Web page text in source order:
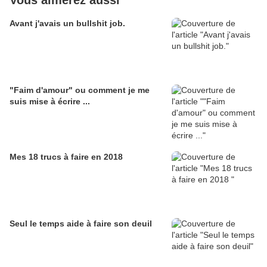
Avant j'avais un bullshit job.
"Faim d'amour" ou comment je me
suis mise à écrire ...
Mes 18 trucs à faire en 2018
Seul le temps aide à faire son deuil